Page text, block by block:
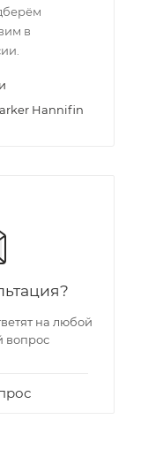
в
Hannifin
на любой
вопрос